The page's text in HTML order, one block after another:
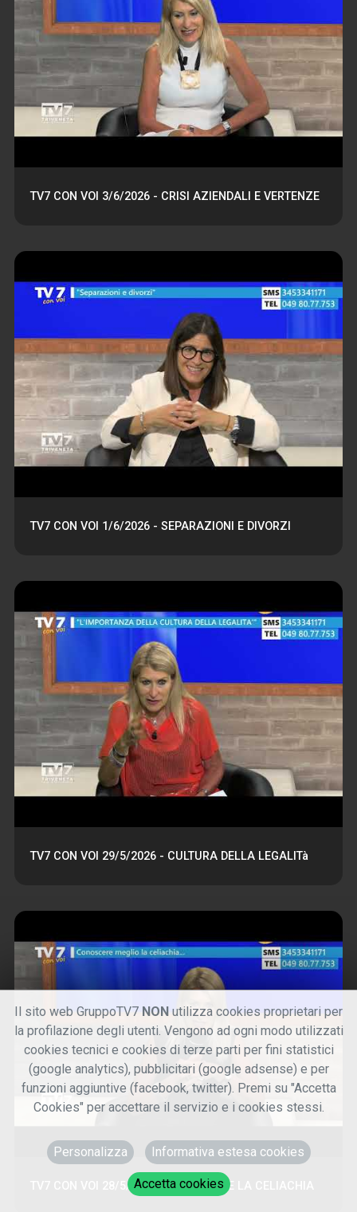
TV7 CON VOI 3/6/2026 - CRISI AZIENDALI E VERTENZE
TV7 CON VOI 1/6/2026 - SEPARAZIONI E DIVORZI
TV7 CON VOI 29/5/2026 - CULTURA DELLA LEGALITà
TV7 CON VOI 28/5/2026 - CONOSCERE LA CELIACHIA
Il sito web GruppoTV7 NON utilizza cookies proprietari per
la profilazione degli utenti. Vengono ad ogni modo utilizzati
cookies tecnici e cookies di terze parti per fini statistici
(google analytics), pubblicitari (google adsense) e per
funzioni aggiuntive (facebook, twitter). Premi su "Accetta
Cookies" per accettare il servizio e i cookies stessi.
Personalizza Informativa estesa cookies
Accetta cookies